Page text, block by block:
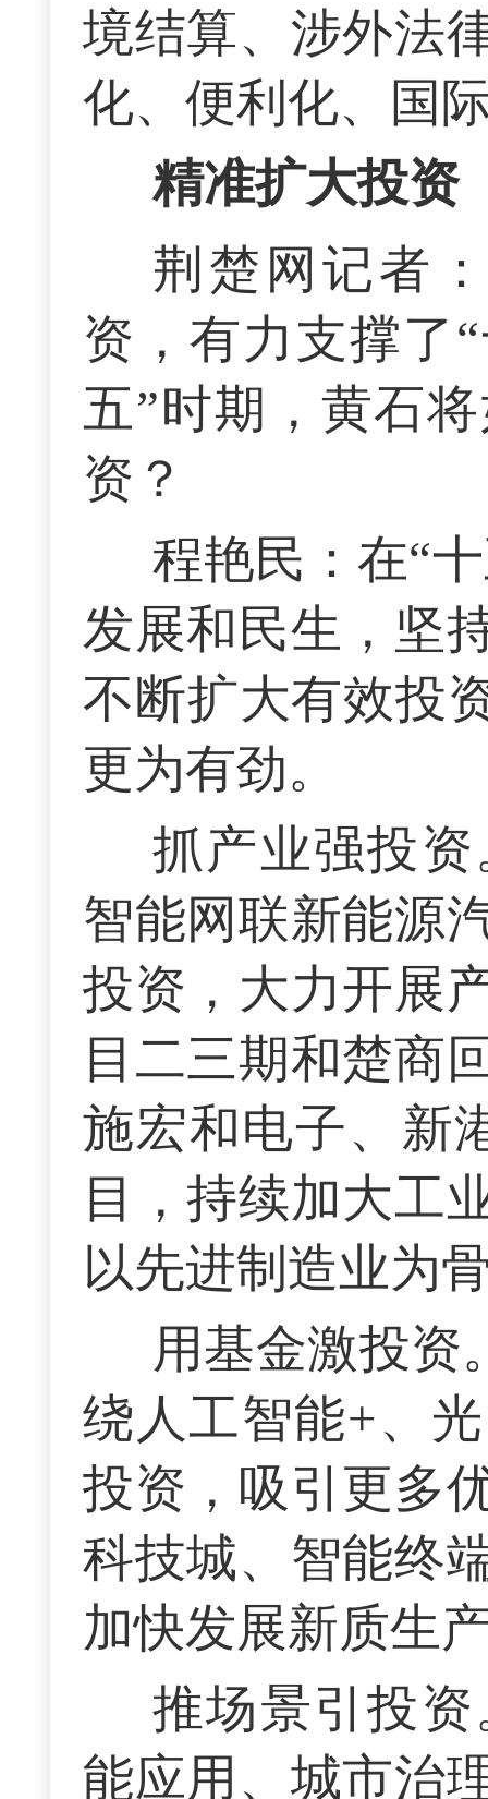
境结算、涉外法
化、便利化、国
精准扩大投
荆楚网记者
资，有力支撑了
五”时期，黄石
资？
程艳民：在“
发展和民生，坚
不断扩大有效投
更为有劲。
抓产业强投
智能网联新能源
投资，大力开展
目二三期和楚商
施宏和电子、新
目，持续加大工
以先进制造业为
用基金激投资
绕人工智能+、
投资，吸引更多
科技城、智能终
加快发展新质生
推场景引投
能应用、城市治